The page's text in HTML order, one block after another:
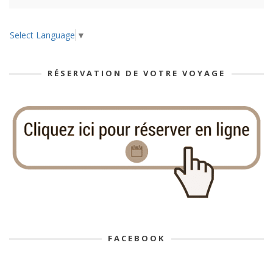
Select Language ▼
RÉSERVATION DE VOTRE VOYAGE
FACEBOOK